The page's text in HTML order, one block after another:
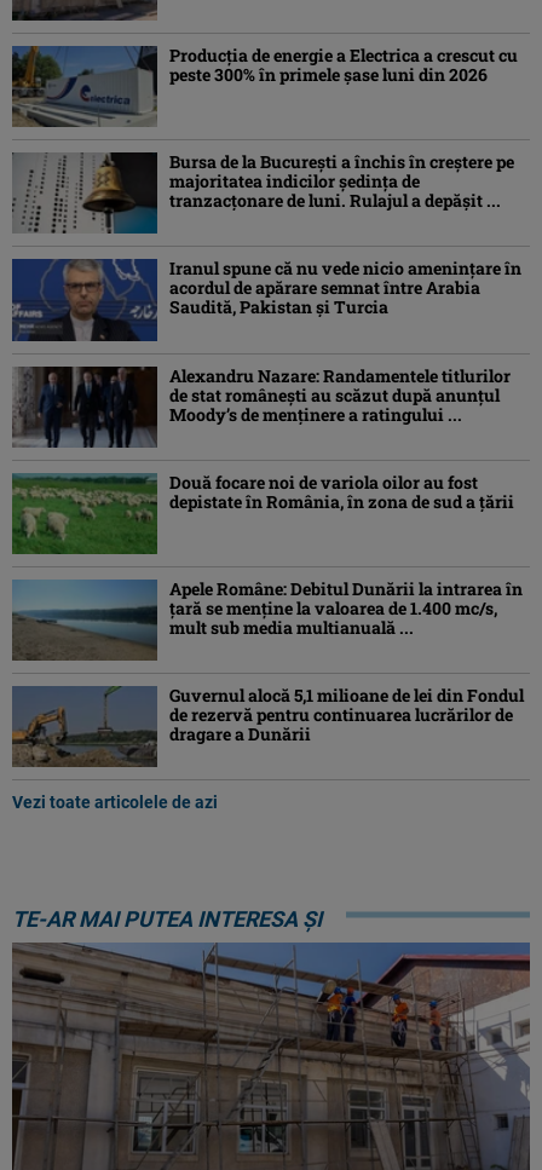
Producția de energie a Electrica a crescut cu
peste 300% în primele șase luni din 2026
Bursa de la București a închis în creștere pe
majoritatea indicilor ședința de
tranzacțonare de luni. Rulajul a depășit ...
Iranul spune că nu vede nicio amenințare în
acordul de apărare semnat între Arabia
Saudită, Pakistan și Turcia
Alexandru Nazare: Randamentele titlurilor
de stat româneşti au scăzut după anunțul
Moody’s de menținere a ratingului ...
Două focare noi de variola oilor au fost
depistate în România, în zona de sud a țării
Apele Române: Debitul Dunării la intrarea în
țară se menține la valoarea de 1.400 mc/s,
mult sub media multianuală ...
Guvernul alocă 5,1 milioane de lei din Fondul
de rezervă pentru continuarea lucrărilor de
dragare a Dunării
Vezi toate articolele de azi
TE-AR MAI PUTEA INTERESA ȘI